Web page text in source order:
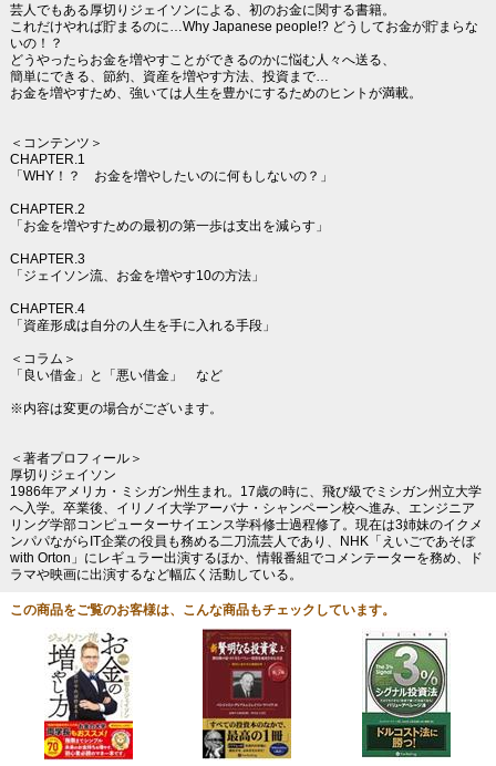
芸人でもある厚切りジェイソンによる、初のお金に関する書籍。
これだけやれば貯まるのに…Why Japanese people!? どうしてお金が貯まらな
いの！？
どうやったらお金を増やすことができるのかに悩む人々へ送る、
簡単にできる、節約、資産を増やす方法、投資まで…
お金を増やすため、強いては人生を豊かにするためのヒントが満載。
＜コンテンツ＞
CHAPTER.1
「WHY！？ お金を増やしたいのに何もしないの？」
CHAPTER.2
「お金を増やすための最初の第一歩は支出を減らす」
CHAPTER.3
「ジェイソン流、お金を増やす10の方法」
CHAPTER.4
「資産形成は自分の人生を手に入れる手段」
＜コラム＞
「良い借金」と「悪い借金」 など
※内容は変更の場合がございます。
＜著者プロフィール＞
厚切りジェイソン
1986年アメリカ・ミシガン州生まれ。17歳の時に、飛び級でミシガン州立大学
へ入学。卒業後、イリノイ大学アーバナ・シャンペーン校へ進み、エンジニア
リング学部コンピューターサイエンス学科修士過程修了。現在は3姉妹のイクメ
ンパパながらIT企業の役員も務める二刀流芸人であり、NHK「えいごであそぼ
with Orton」にレギュラー出演するほか、情報番組でコメンテーターを務め、ド
ラマや映画に出演するなど幅広く活動している。
この商品をご覧のお客様は、こんな商品もチェックしています。